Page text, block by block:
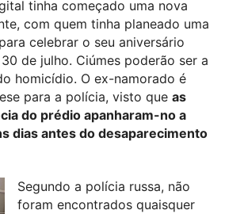
tinha começado uma nova
com quem tinha planeado uma
celebrar o seu aniversário
de julho. Ciúmes poderão ser a
homicídio. O ex-namorado é
para a polícia, visto que as
do prédio apanharam-no a
dias antes do desaparecimento
Segundo a polícia russa, não
foram encontrados quaisquer